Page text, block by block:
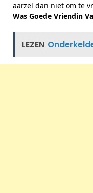
aarzel dan niet om te
Was Goede Vriendin
LEZEN